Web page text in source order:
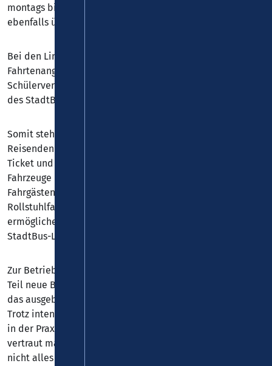
montags bis freitags mit einem Stundentakt und verfügen
ebenfalls über ein Samstagsangebot.
Bei den Linien 71 bis 79 bzw. 81 bis 84 richtet sich das
Fahrtenangebot weitgehend nach den Bedürfnissen des
Schülerverkehrs und dient darüber hinaus zur Verstärkung
des StadtBus-Angebotes.
Somit stehen alle Fahrten des neuen Stadtverkehrs jedem
Reisenden zur Verfügung. Überall gilt das Deutschland-
Ticket und das VRM-Tarifsystem. Alle eingesetzten
Fahrzeuge besitzen einen niedrigen Einstieg, um älteren
Fahrgästen mit Rollator, Personen mit Kinderwagen oder
Rollstuhlfahrern einen bequemen Ein- und Ausstieg zu
ermöglichen. Darüber hinaus verfügen die Fahrzeuge der
StadtBus-Linien 61 bis 66 über Klimaanlagen.
Zur Betriebsaufnahme am 26. August 2024 werden zum
Teil neue Busfahrerinnen und Busfahrer eingesetzt, um
das ausgebaute Fahrtenangebot realisieren zu können.
Trotz intensiver Schulungen muss sich das Fahrpersonals
in der Praxis allerdings erst mit den neuen Gegebenheiten
vertraut machen. „Uns ist bewusst, dass gerade anfangs
nicht alles reibungslos laufen wird. Denn trotz